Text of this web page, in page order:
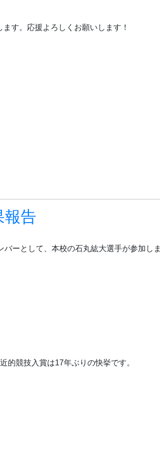
す。応援よろしくお願いします！
告
ーとして、本校の石丸紘大選手が参加しま
的競技入賞は17年ぶりの快挙です。